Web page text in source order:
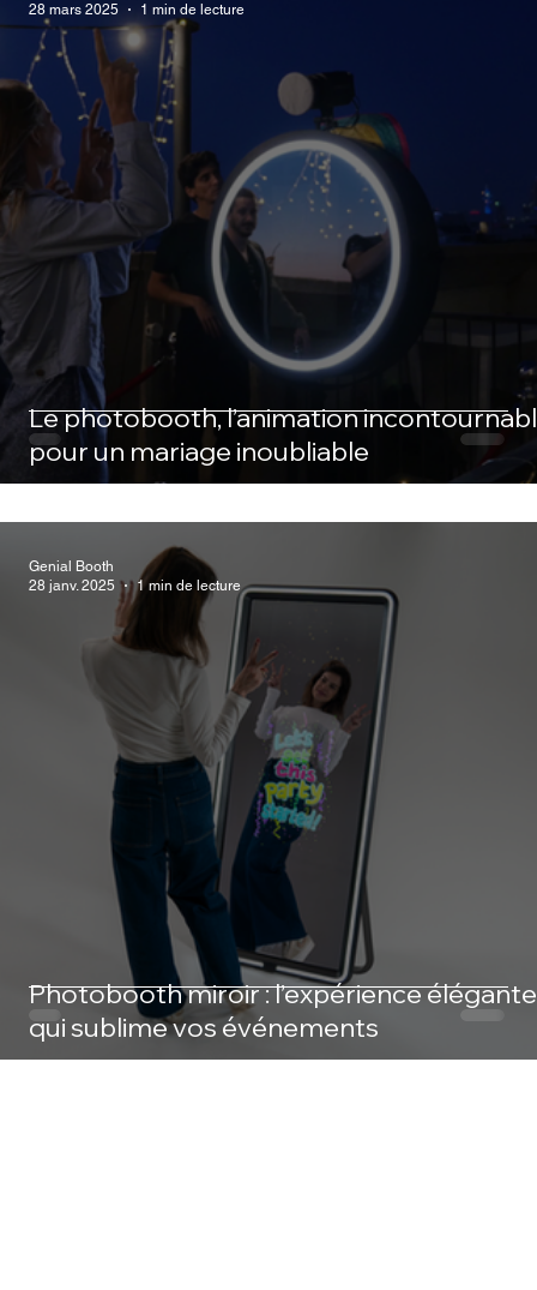
Le photobooth, l’animation
pour un mariage inoubliable
28 mars 2025
1 min de lecture
Photobooth miroir : l’expérience élégante
qui sublime vos événements
Genial Booth
28 janv. 2025
1 min de lecture